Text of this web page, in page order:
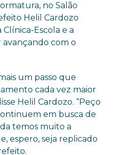
no Salão
Helil Cardozo
Escola e a
com o
um passo que
cada vez maior
Helil Cardozo. “Peço
em busca de
temos muito a
espero, seja replicado